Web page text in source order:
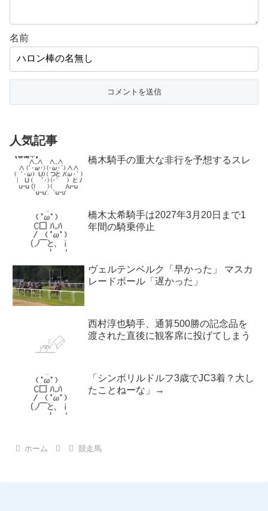
名前
人気記事
橋木騎手の重大な非行を予想するスレ
橋木太希騎手は2027年3月20日まで1
年間の騎乗停止
ヴェルテンベルク「早かった」 マスカ
レードボール「遅かった」
西村淳也騎手、通算500勝の記念品を
渡された直後に観客席に投げてしまう
「シンボリルドルフ3歳でJC3着？大し
たことねーな」→
ホーム 競走馬